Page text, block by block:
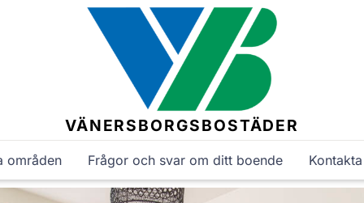
VÄNERSBORGSBOSTÄDER
områden Frågor och svar om ditt boende